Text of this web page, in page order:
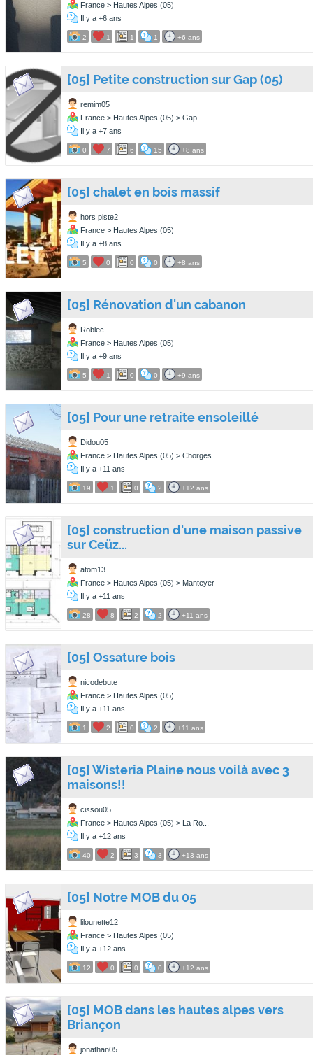
France > Hautes Alpes (05)
Il y a +6 ans
2 1 1 1 +6 ans
[05] Petite construction sur Gap (05)
remim05
France > Hautes Alpes (05) > Gap
Il y a +7 ans
0 7 6 15 +8 ans
[05] chalet en bois massif
hors piste2
France > Hautes Alpes (05)
Il y a +8 ans
5 0 0 0 +8 ans
[05] Rénovation d'un cabanon
Roblec
France > Hautes Alpes (05)
Il y a +9 ans
5 1 0 0 +9 ans
[05] Pour une retraite ensoleillé
Didou05
France > Hautes Alpes (05) > Chorges
Il y a +11 ans
19 1 0 2 +12 ans
[05] construction d'une maison passive
sur Ceüz...
atom13
France > Hautes Alpes (05) > Manteyer
Il y a +11 ans
28 8 2 2 +11 ans
[05] Ossature bois
nicodebute
France > Hautes Alpes (05)
Il y a +11 ans
1 2 0 2 +11 ans
[05] Wisteria Plaine nous voilà avec 3
maisons!!
cissou05
France > Hautes Alpes (05) > La Ro...
Il y a +12 ans
40 2 3 3 +13 ans
[05] Notre MOB du 05
lilounette12
France > Hautes Alpes (05)
Il y a +12 ans
12 0 0 0 +12 ans
[05] MOB dans les hautes alpes vers
Briançon
jonathan05